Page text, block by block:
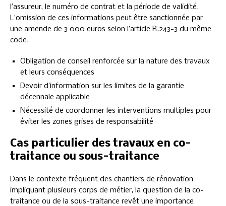
l’assureur, le numéro de contrat et la période de validité.
L’omission de ces informations peut être sanctionnée par
une amende de 3 000 euros selon l’article R.243-3 du même
code.
Obligation de conseil renforcée sur la nature des travaux
et leurs conséquences
Devoir d’information sur les limites de la garantie
décennale applicable
Nécessité de coordonner les interventions multiples pour
éviter les zones grises de responsabilité
Cas particulier des travaux en co-
traitance ou sous-traitance
Dans le contexte fréquent des chantiers de rénovation
impliquant plusieurs corps de métier, la question de la co-
traitance ou de la sous-traitance revêt une importance